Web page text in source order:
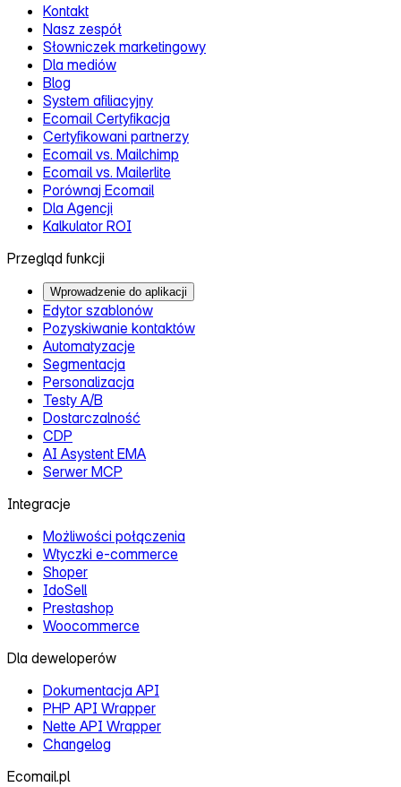
Kontakt
Nasz zespół
Słowniczek marketingowy
Dla mediów
Blog
System afiliacyjny
Ecomail Certyfikacja
Certyfikowani partnerzy
Ecomail vs. Mailchimp
Ecomail vs. Mailerlite
Porównaj Ecomail
Dla Agencji
Kalkulator ROI
Przegląd funkcji
Wprowadzenie do aplikacji
Edytor szablonów
Pozyskiwanie kontaktów
Automatyzacje
Segmentacja
Personalizacja
Testy A/B
Dostarczalność
CDP
AI Asystent EMA
Serwer MCP
Integracje
Możliwości połączenia
Wtyczki e‑commerce
Shoper
IdoSell
Prestashop
Woocommerce
Dla deweloperów
Dokumentacja API
PHP API Wrapper
Nette API Wrapper
Changelog
Ecomail.pl